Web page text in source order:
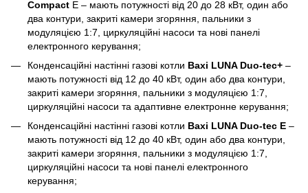
Compact E – мають потужності від 20 до 28 кВт, один або
два контури, закриті камери згоряння, пальники з
модуляцією 1:7, циркуляційні насоси та нові панелі
електронного керування;
Конденсаційні настінні газові котли Baxi LUNA Duo-tec+ –
мають потужності від 12 до 40 кВт, один або два контури,
закриті камери згоряння, пальники з модуляцією 1:7,
циркуляційні насоси та адаптивне електронне керування;
Конденсаційні настінні газові котли Baxi LUNA Duo-tec E –
мають потужності від 12 до 40 кВт, один або два контури,
закриті камери згоряння, пальники з модуляцією 1:7,
циркуляційні насоси та нові панелі електронного
керування;